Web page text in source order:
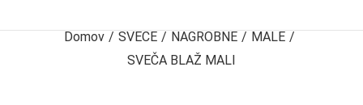
Domov / SVEČE / NAGROBNE / MALE /
SVEČA BLAŽ MALI